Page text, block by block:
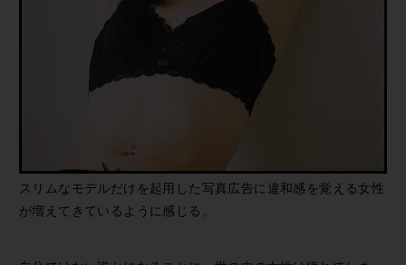
スリムなモデルだけを起用した写真広告に違和感を覚える女性
が増えてきているように感じる。